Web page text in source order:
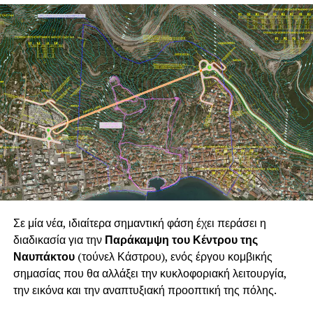
ηΙωάννα Σακούλη, τον ήχο και το φωτισμό επιμελήθηκε
οΔημήτρης Ιωάννου, ενώ η ηχογράφηση
πραγματοποιήθηκε στο Quarantena Studio. Τους
ρόλους ερμήνευσαν οιΘάλεια Μπανιά, Δημήτρης
Καρασμαΐλης, Σπύρος Χαμηλός, Νίκος Μελίστας,
Γιώργος Κατσάμπας, Δημήτρης Σκαρπέντζος, Βάσω
ΤαραμπίκουκαιΒάλια Νασοπούλου. Χορός:Αγγέλα
Σταυροπούλου,Αρετή Καλαντζή, Σοφία Τσιώτα,
Μάρθα Καραλή, Μαριέττα Φούντζουλα,Θάλεια
Μπανιά,Μελίνα ΦούντζουλακαιΚωνσταντίνα
Μπανιά.
Ιδιαίτερη σημασία έχει το γεγονός ότι πρόκειται για μία
ναυπακτιακή καλλιτεχνική παραγωγή. Ο Δήμος
Ναυπακτίας στήριξε έμπρακτα τη συγκεκριμένη
δημιουργική προσπάθεια, καλύπτοντας εξ ολοκλήρου τη
χρηματοδότηση της παραγωγής και παρέχοντας στους
ανθρώπους της τη δυνατότητα να παρουσιάσουν το έργο
Σε μία νέα, ιδιαίτερα σημαντική φάση έχει περάσει η
διαδικασία για την Παράκαμψη του Κέντρου της
Ναυπάκτου(τούνελ Κάστρου), ενός έργου κομβικής
σημασίας που θα αλλάξει την κυκλοφοριακή λειτουργία,
την εικόνα και την αναπτυξιακή προοπτική της πόλης.